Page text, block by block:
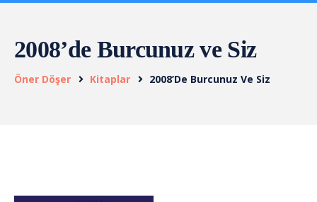
2008’de Burcunuz ve Siz
Öner Döşer Kitaplar 2008’de Burcunuz Ve Siz